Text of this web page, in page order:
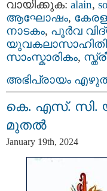
വായിക്കുക: alain,
ആഘോഷം,
നാടകം, പൂര്‍വ
യുവകലാസാഹിതി
സാംസ്കാരികം,
അഭിപ്രായം
കെ. എസ്. സി.
മുതൽ
January 19th, 2024